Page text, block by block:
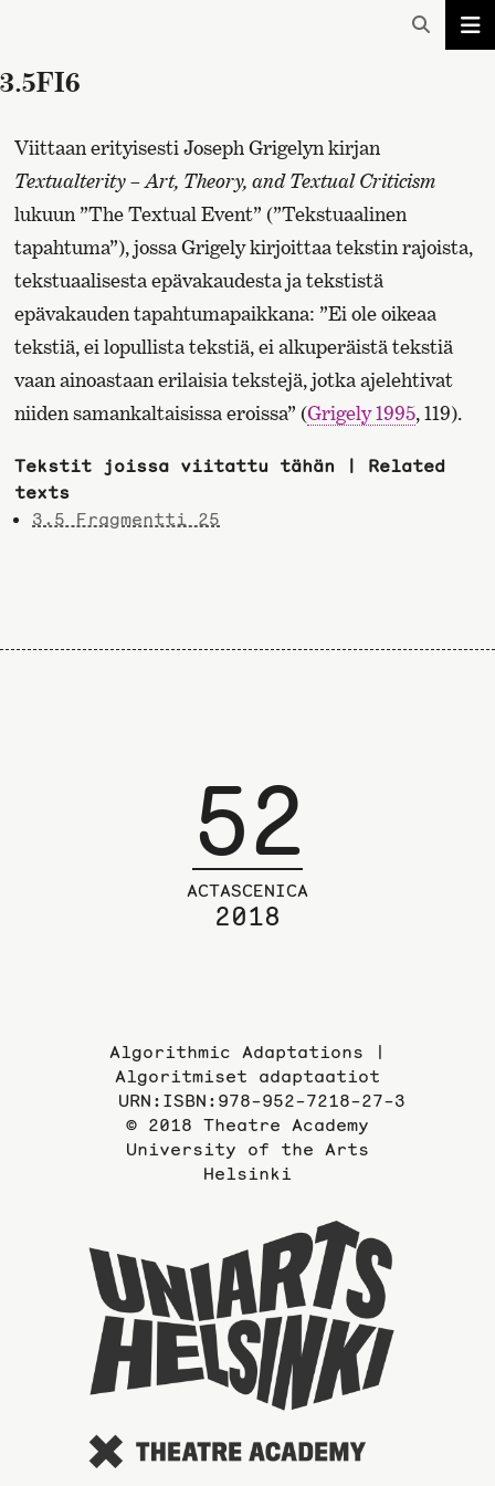
3.5FI6
Viittaan erityisesti Joseph Grigelyn kirjan
Textualterity – Art, Theory, and Textual Criticism
lukuun ”The Textual Event” (”Tekstuaalinen
tapahtuma”), jossa Grigely kirjoittaa tekstin rajoista,
tekstuaalisesta epävakaudesta ja tekstistä
epävakauden tapahtumapaikkana: ”Ei ole oikeaa
tekstiä, ei lopullista tekstiä, ei alkuperäistä tekstiä
vaan ainoastaan erilaisia tekstejä, jotka ajelehtivat
niiden samankaltaisissa eroissa” (Grigely 1995, 119).
Tekstit joissa viitattu tähän | Related
texts
3.5 Fragmentti 25
52
ACTASCENICA
2018
Algorithmic Adaptations |
Algoritmiset adaptaatiot
URN:ISBN:978-952-7218-27-3
© 2018 Theatre Academy
University of the Arts
Helsinki